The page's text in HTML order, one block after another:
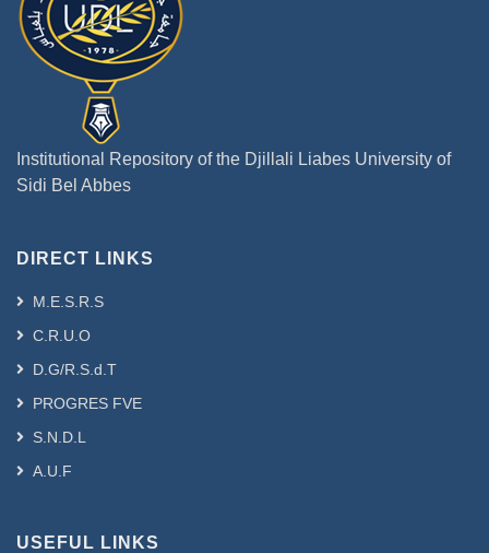
Institutional Repository of the Djillali Liabes University of
Sidi Bel Abbes
DIRECT LINKS
M.E.S.R.S
C.R.U.O
D.G/R.S.d.T
PROGRES FVE
S.N.D.L
A.U.F
USEFUL LINKS